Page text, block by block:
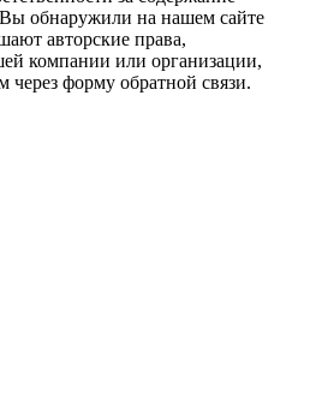
Вы обнаружили на нашем сайте
авторские права,
компании или организации,
через форму обратной связи.